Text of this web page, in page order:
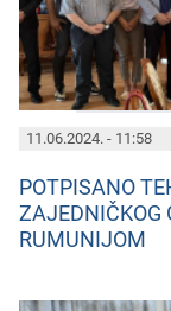
11.06.2024. - 11:58
POTPISANO
ZAJEDNIČKOG
RUMUNIJOM